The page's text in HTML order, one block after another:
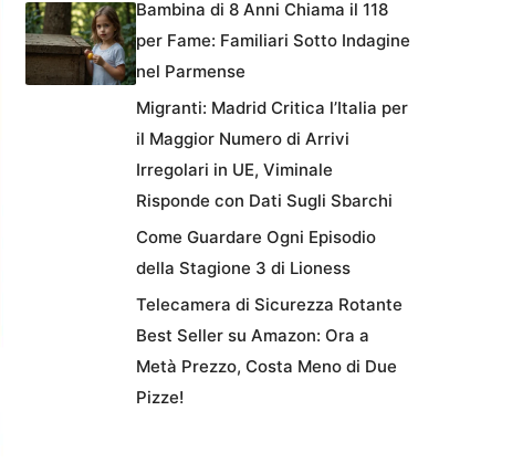
Bambina di 8 Anni Chiama il 118
per Fame: Familiari Sotto Indagine
nel Parmense
Migranti: Madrid Critica l’Italia per
il Maggior Numero di Arrivi
Irregolari in UE, Viminale
Risponde con Dati Sugli Sbarchi
Come Guardare Ogni Episodio
della Stagione 3 di Lioness
Telecamera di Sicurezza Rotante
Best Seller su Amazon: Ora a
Metà Prezzo, Costa Meno di Due
Pizze!